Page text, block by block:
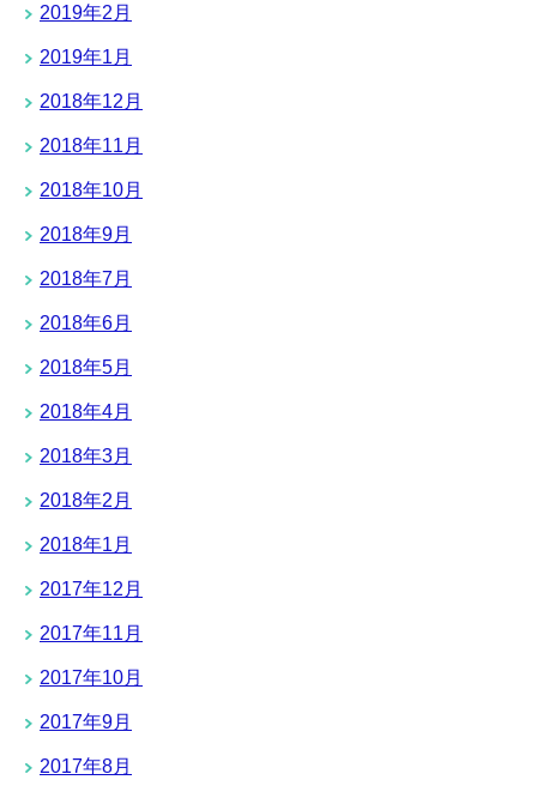
2019年2月
2019年1月
2018年12月
2018年11月
2018年10月
2018年9月
2018年7月
2018年6月
2018年5月
2018年4月
2018年3月
2018年2月
2018年1月
2017年12月
2017年11月
2017年10月
2017年9月
2017年8月